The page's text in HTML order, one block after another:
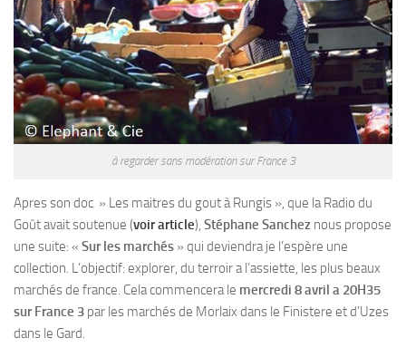
Desserts
Sauces
à regarder sans modération sur France 3
Apres son doc » Les maitres du gout à Rungis », que la Radio du
Goût avait soutenue (voir article), Stéphane Sanchez nous propose
une suite: « Sur les marchés » qui deviendra je l’espère une
collection. L’objectif: explorer, du terroir a l’assiette, les plus beaux
marchés de france. Cela commencera le mercredi 8 avril a 20H35
sur France 3 par les marchés de Morlaix dans le Finistere et d’Uzes
dans le Gard.